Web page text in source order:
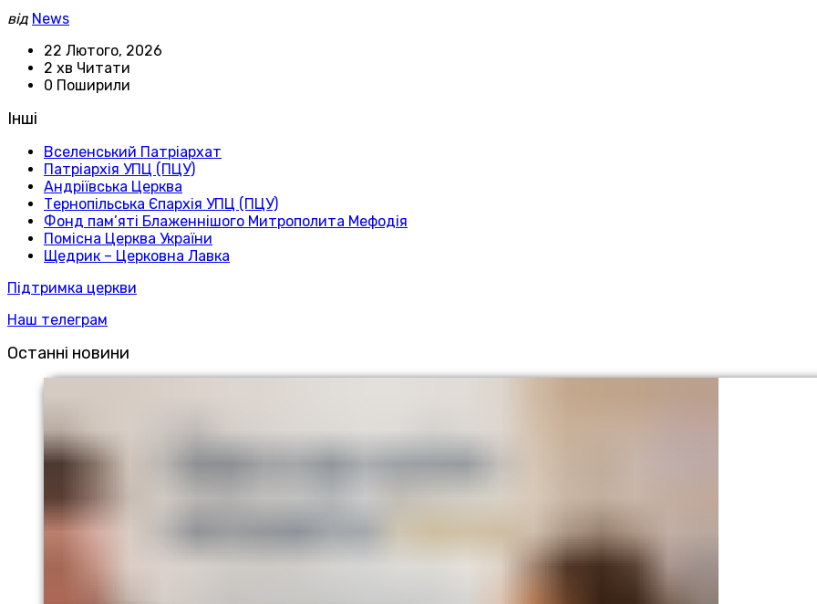
від News
22 Лютого, 2026
2 хв Читати
0 Поширили
Інші
Вселенський Патріархат
Патріархія УПЦ (ПЦУ)
Андріївська Церква
Тернопільська Єпархія УПЦ (ПЦУ)
Фонд пам’яті Блаженнішого Митрополита Мефодія
Помісна Церква України
Щедрик – Церковна Лавка
Підтримка церкви
Наш телеграм
Останні новини